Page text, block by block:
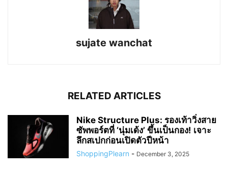
sujate wanchat
RELATED ARTICLES
Nike Structure Plus: รองเท้าวิ่งสาย
ซัพพอร์ตที่ ‘นุ่มเด้ง’ ขึ้นเป็นกอง! เจาะ
ลึกสเปกก่อนเปิดตัวปีหน้า
ShoppingPlearn - December 3, 2025